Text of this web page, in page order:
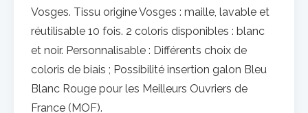
Vosges. Tissu origine Vosges : maille, lavable et
réutilisable 10 fois. 2 coloris disponibles : blanc
et noir. Personnalisable : Différents choix de
coloris de biais ; Possibilité insertion galon Bleu
Blanc Rouge pour les Meilleurs Ouvriers de
France (MOF).